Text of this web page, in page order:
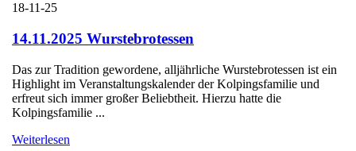
18-11-25
14.11.2025 Wurstebrotessen
Das zur Tradition gewordene, alljährliche Wurstebrotessen ist ein
Highlight im Veranstaltungskalender der Kolpingsfamilie und
erfreut sich immer großer Beliebtheit. Hierzu hatte die
Kolpingsfamilie ...
Weiterlesen